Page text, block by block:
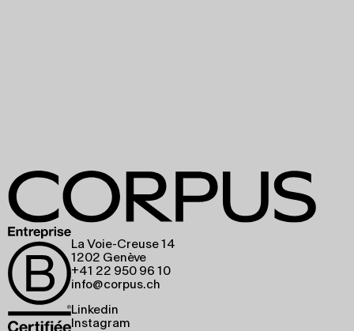
La Voie-Creuse 14
1202 Genève
+41 22 950 96 10
info@corpus.ch
Linkedin
Instagram